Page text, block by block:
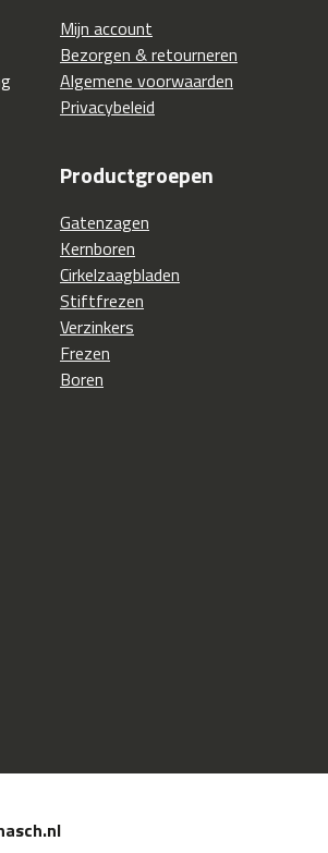
Mijn account
Bezorgen & retourneren
Algemene voorwaarden
Privacybeleid
Productgroepen
Gatenzagen
Kernboren
Cirkelzaagbladen
Stiftfrezen
Verzinkers
Frezen
Boren